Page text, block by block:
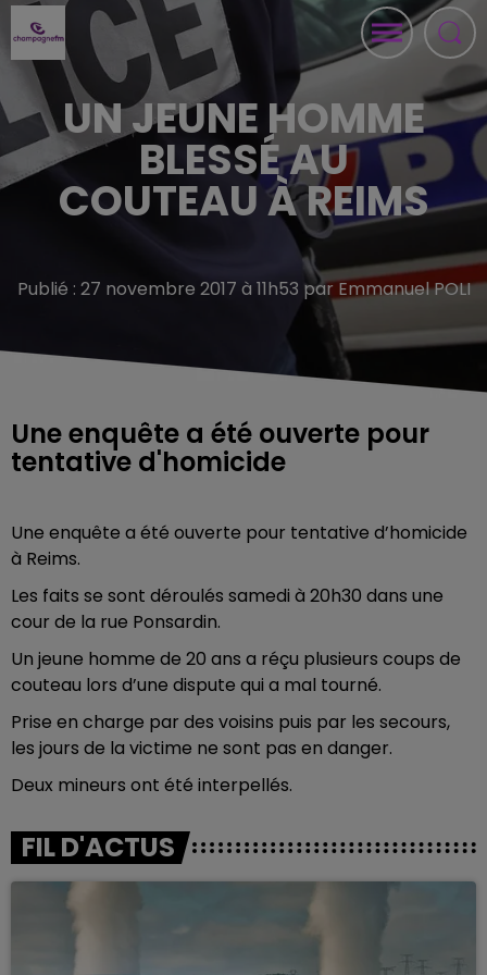
UN JEUNE HOMME
BLESSÉ AU
COUTEAU À REIMS
Publié : 27 novembre 2017 à 11h53 par Emmanuel POLI
Une enquête a été ouverte pour
tentative d'homicide
Une enquête a été ouverte pour tentative d’homicide
à Reims.
Les faits se sont déroulés samedi à 20h30 dans une
cour de la rue Ponsardin.
Un jeune homme de 20 ans a réçu plusieurs coups de
couteau lors d’une dispute qui a mal tourné.
Prise en charge par des voisins puis par les secours,
les jours de la victime ne sont pas en danger.
Deux mineurs ont été interpellés.
FIL D'ACTUS